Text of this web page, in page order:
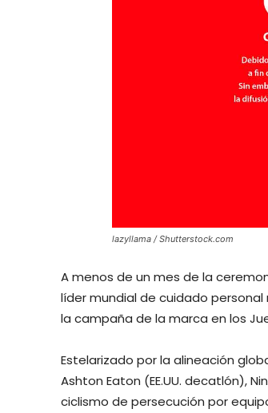
lazyllama / Shutterstock.com
A menos de un mes de la
líder mundial de cuidado
la campaña de la marca en los
Estelarizado por la alineación
Ashton Eaton (EE.UU. decatlón),
ciclismo de persecución por